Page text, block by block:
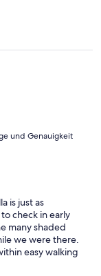
und Genauigkeit
is just as
check in early
many shaded
we were there.
easy walking
doors dogs.